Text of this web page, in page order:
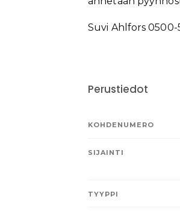
Suvi Ahlfors 0500-
Perustiedot
KOHDENUMERO
SIJAINTI
TYYPPI